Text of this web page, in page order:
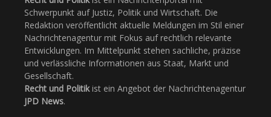
Schwerpunkt auf Justiz, Politik und Wirtschaft. Die
Redaktion veröffentlicht aktuelle Meldungen im Stil einer
Nachrichtenagentur mit Fokus auf rechtlich relevante
Entwicklungen. Im Mittelpunkt stehen sachliche, präzise
und verlässliche Informationen aus Staat, Markt und
Gesellschaft.
Recht und Politikist ein Angebot der Nachrichtenagentur
JPD News.